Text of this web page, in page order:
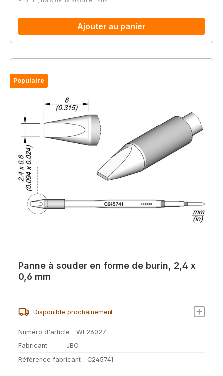
Ajouter au panier
Populaire
Panne à souder en forme de burin, 2,4 x
0,6 mm
Disponible prochainement
Numéro d'article
WL26027
Fabricant
JBC
Référence fabricant
C245741